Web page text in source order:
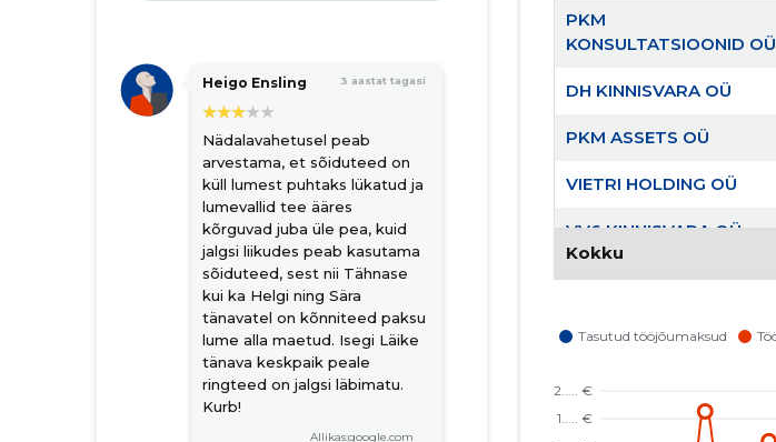
Heigo Ensling 3 aastat tagasi
Nädalavahetusel peab
arvestama, et sõiduteed on
küll lumest puhtaks lükatud ja
lumevallid tee ääres
kõrguvad juba üle pea, kuid
jalgsi liikudes peab kasutama
sõiduteed, sest nii Tähnase
kui ka Helgi ning Sära
tänavatel on kõnniteed paksu
lume alla maetud. Isegi Läike
tänava keskpaik peale
ringteed on jalgsi läbimatu.
Kurb!
Allikas:google.com
PKM
KONSULTATSIOONID OÜ
DH KINNISVARA OÜ
PKM ASSETS OÜ
VIETRI HOLDING OÜ
VV6 KINNISVARA OÜ
MÕIGU TEHNOPARGI
TALLINN, KESK-
KORTERIÜHISTU
Kokku